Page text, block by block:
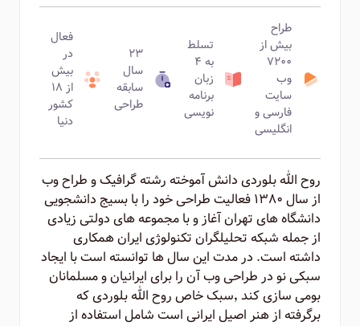
طراح
بیش از
۷۲۰۰
وب
سایت
فارسی و
انگلیسی
تسلط
به ۴
زبان
برنامه
نویسی
۲۳
سال
سابقه
طراحی
فعال
در
بیش
از ۱۸
کشور
دنیا
روح الله بلوردی دانش آموخته رشته گرافیک و طراح وب
از سال ۱۳۸۰ فعالیت طراحی خود را با بسیج دانشجویی
دانشگاه های تهران آغاز و با مجموعه های دولتی زیادی
از جمله شبکه تحلیلگران تکنولوژی ایران همکاری
داشته است. در مدت این سال ها توانسته است با ایجاد
سبکی نو در طراحی وب آن را برای ایرانیان و مسلمانان
بومی سازی کند ٬‌سبک خاص روح الله بلوردی که
برگرفته از هنر اصیل ایرانی است شامل استفاده از